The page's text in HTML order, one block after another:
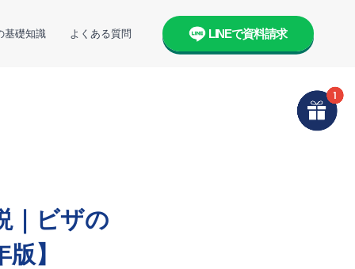
基礎知識 よくある質問 LINEで資料請求
｜ビザの
】